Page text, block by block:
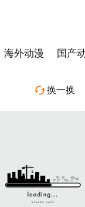
海外动漫 国产
 换一换